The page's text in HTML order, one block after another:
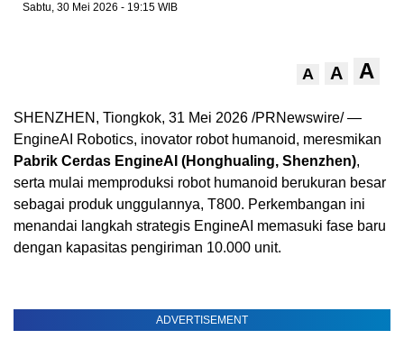
Sabtu, 30 Mei 2026 - 19:15 WIB
A A A
SHENZHEN, Tiongkok, 31 Mei 2026 /PRNewswire/ —
EngineAI Robotics, inovator robot humanoid, meresmikan
Pabrik Cerdas EngineAI (Honghualing, Shenzhen),
serta mulai memproduksi robot humanoid berukuran besar
sebagai produk unggulannya, T800. Perkembangan ini
menandai langkah strategis EngineAI memasuki fase baru
dengan kapasitas pengiriman 10.000 unit.
ADVERTISEMENT